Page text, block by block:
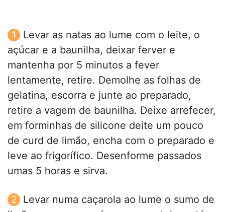
Levar as natas ao lume com o leite, o
açúcar e a baunilha, deixar ferver e
mantenha por 5 minutos a fever
lentamente, retire. Demolhe as folhas de
gelatina, escorra e junte ao preparado,
retire a vagem de baunilha. Deixe arrefecer,
em forminhas de silicone deite um pouco
de curd de limão, encha com o preparado e
leve ao frigorífico. Desenforme passados
umas 5 horas e sirva.
Levar numa caçarola ao lume o sumo de